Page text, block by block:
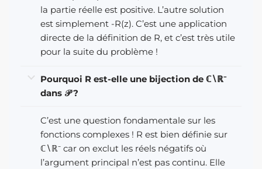
la partie réelle est positive. L’autre solution
est simplement -R(z). C’est une application
directe de la définition de R, et c’est très utile
pour la suite du problème !
Pourquoi R est-elle une bijection de ℂ∖ℝ⁻
dans 𝒫 ?
C’est une question fondamentale sur les
fonctions complexes ! R est bien définie sur
ℂ∖ℝ⁻ car on exclut les réels négatifs où
l’argument principal n’est pas continu. Elle